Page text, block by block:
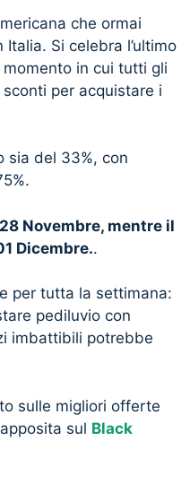
che ormai
Si celebra l’ultimo
in cui tutti gli
per acquistare i
sia del 33%, con
Novembre, mentre il
Dicembre..
per tutta la settimana:
pediluvio con
imbattibili potrebbe
sulle migliori offerte
sul Black